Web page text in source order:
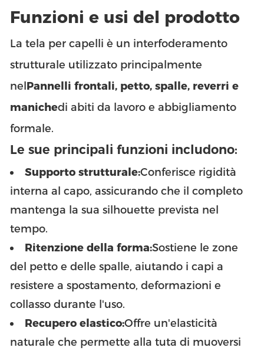
Funzioni e usi del prodotto
La tela per capelli è un interfoderamento
strutturale utilizzato principalmente
nelPannelli frontali, petto, spalle, reverri e
manichedi abiti da lavoro e abbigliamento
formale.
Le sue principali funzioni includono:
Supporto strutturale:Conferisce rigidità
interna al capo, assicurando che il completo
mantenga la sua silhouette prevista nel
tempo.
Ritenzione della forma:Sostiene le zone
del petto e delle spalle, aiutando i capi a
resistere a spostamento, deformazioni e
collasso durante l'uso.
Recupero elastico:Offre un'elasticità
naturale che permette alla tuta di muoversi